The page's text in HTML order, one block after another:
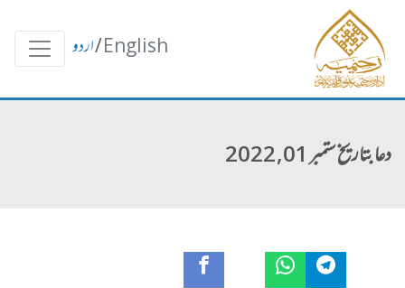
English
/اردو
دعا بتاریخ ستمبر 01, 2022